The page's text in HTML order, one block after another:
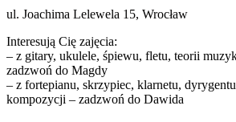
ul. Joachima Lelewela 15, Wrocław
Interesują Cię zajęcia:
– z gitary, ukulele, śpiewu, fletu, teorii
zadzwoń do Magdy
– z fortepianu, skrzypiec, klarnetu,
kompozycji – zadzwoń do Dawida